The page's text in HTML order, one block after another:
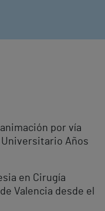
por vía
Universitario Años
en Cirugía
Valencia desde el